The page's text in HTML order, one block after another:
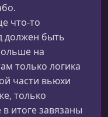
что-то
должен быть
на
только логика
части вьюхи
только
итоге завязаны